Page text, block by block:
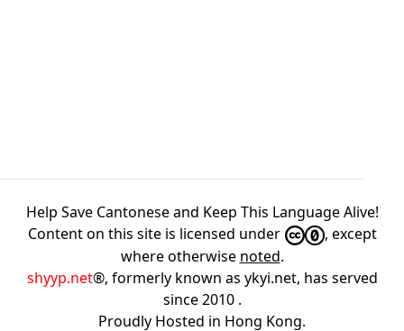
Help Save Cantonese and Keep This Language Alive!
Content on this site is licensed under
, except
where otherwise noted.
shyyp.net®, formerly known as ykyi.net, has served
since 2010 .
Proudly Hosted in Hong Kong.